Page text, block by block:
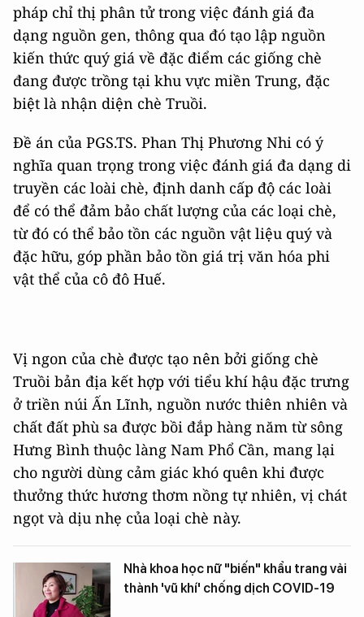
pháp chỉ thị phân tử trong việc đánh giá đa
dạng nguồn gen, thông qua đó tạo lập nguồn
kiến thức quý giá về đặc điểm các giống chè
đang được trồng tại khu vực miền Trung, đặc
biệt là nhận diện chè Truồi.
Đề án của PGS.TS. Phan Thị Phương Nhi có ý
nghĩa quan trọng trong việc đánh giá đa dạng di
truyền các loài chè, định danh cấp độ các loài
để có thể đảm bảo chất lượng của các loại chè,
từ đó có thể bảo tồn các nguồn vật liệu quý và
đặc hữu, góp phần bảo tồn giá trị văn hóa phi
vật thể của cô đô Huế.
Vị ngon của chè được tạo nên bởi giống chè
Truồi bản địa kết hợp với tiểu khí hậu đặc trưng
ở triền núi Ấn Lĩnh, nguồn nước thiên nhiên và
chất đất phù sa được bồi đắp hàng năm từ sông
Hưng Bình thuộc làng Nam Phổ Cần, mang lại
cho người dùng cảm giác khó quên khi được
thưởng thức hương thơm nồng tự nhiên, vị chát
ngọt và dịu nhẹ của loại chè này.
Nhà khoa học nữ "biến" khẩu trang vải
thành 'vũ khí' chống dịch COVID-19